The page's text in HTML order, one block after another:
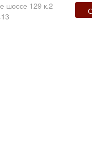
шоссе 129 к.2